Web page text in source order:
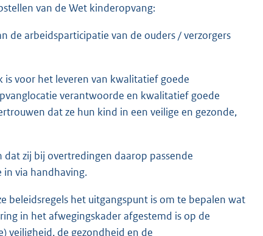
van de Wet kinderopvang:
de arbeidsparticipatie van de ouders / verzorgers
voor het leveren van kwalitatief goede
verantwoorde en kwalitatief goede
dat ze hun kind in een veilige en gezonde,
zij bij overtredingen daarop passende
in via handhaving.
beleidsregels het uitgangspunt is om te bepalen wat
in het afwegingskader afgestemd is op de
veiligheid, de gezondheid en de